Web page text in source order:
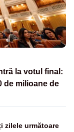
la votul final:
de milioane de
zilele următoare